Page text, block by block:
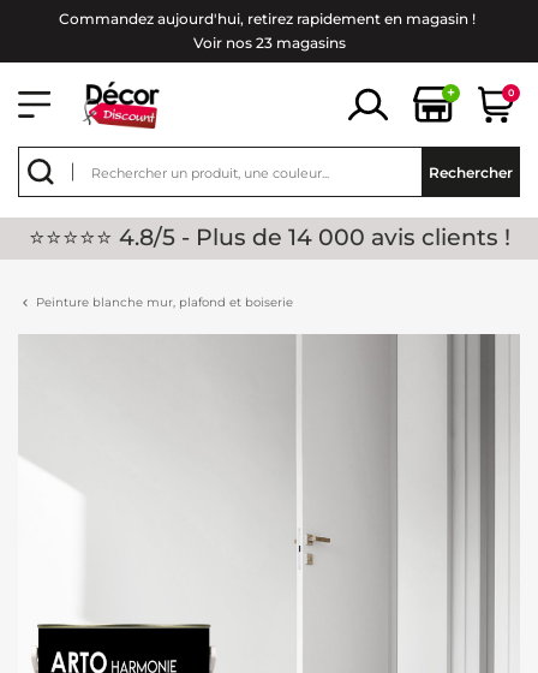
Commandez aujourd'hui, retirez rapidement en magasin !
Voir nos 23 magasins
+ 0
Rechercher
⭐⭐⭐⭐⭐ 4.8/5 - Plus de 14 000 avis clients !
Peinture blanche mur, plafond et boiserie